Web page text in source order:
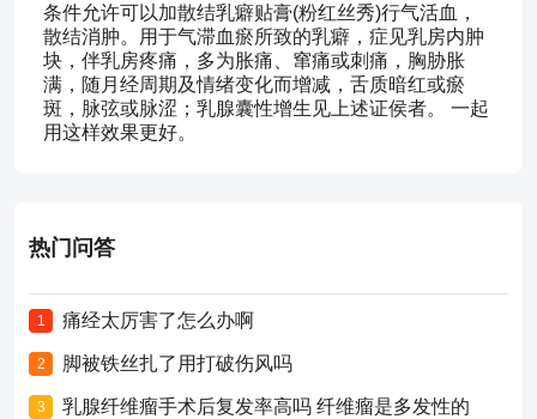
条件允许可以加散结乳癖贴膏(粉红丝秀)行气活血，
散结消肿。用于气滞血瘀所致的乳癖，症见乳房内肿
块，伴乳房疼痛，多为胀痛、窜痛或刺痛，胸胁胀
满，随月经周期及情绪变化而增减，舌质暗红或瘀
斑，脉弦或脉涩；乳腺囊性增生见上述证侯者。 一起
用这样效果更好。
热门问答
1 痛经太厉害了怎么办啊
2 脚被铁丝扎了用打破伤风吗
3 乳腺纤维瘤手术后复发率高吗 纤维瘤是多发性的